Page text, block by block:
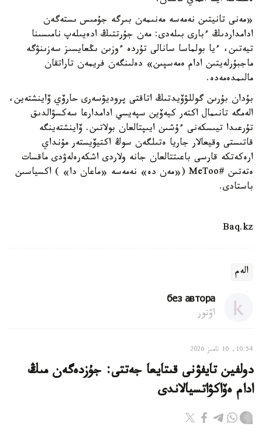
«مەنى تانيتىن نەمەسە مەنىمەن بىرگە جۇمىس ىستەگەن
ادامداردىڭ ءبارى بىلەدى: مەن جۇرتتىڭ ادەيىلەپ نامىسىنا
تيەتىن، ءيا بولماسا سانالى تۇردە ءوزىن ىڭعايسىز سەزىنۋگە
ماجبۇرلەيتىن ادام ەمەسپىن» دەلىنگەن فريمەن تاراتقان
مالىمدەمەدە.
بۇدان بۇرىن گوللۋۆيدتىڭ اتاقتى پروديۋسەرى حارۆي ۆاينشتەين،
الەمگە تانىمال اكتەر كيەۆين سپەيسي ادامدارعا سەكسۋالدىق
تۇرعىدا تيىسكەنى ءۇشىن ايىپتالعان بولاتىن. ۆاينشتەينگە
قاتىستى وقيعالار جاريا ەتىلگەن سوڭ اكتيۆيستەر مۇنداي
ارەكەتكە قارسى باعىتتالعان جانە ولاردى اشكەرەلەۋدى ماقسات
ەتەتىن #MeToo («مەن دە» نەمەسە «ماعان دا» ) اكسياسىن
باستادى.
Baq.kz
الەم
без автора
اۆتور
10:54, 10 تامىز 2026
دولفين تايفۋنى قىتايعا جەتتى: جۇزدەگەن مىڭ
ادام ەۆاكۋاتسيالاندى